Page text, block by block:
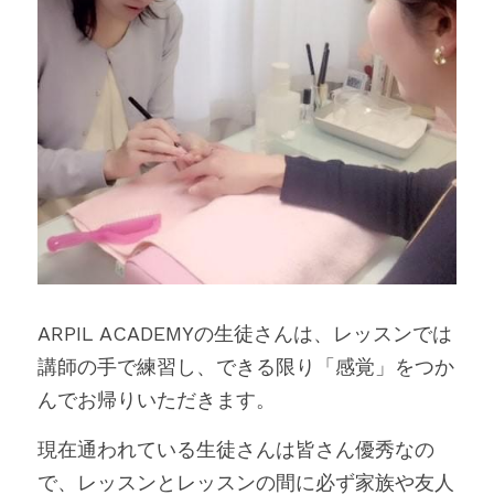
ARPIL ACADEMYの生徒さんは、レッスンでは
講師の手で練習し、できる限り「感覚」をつか
んでお帰りいただきます。
現在通われている生徒さんは皆さん優秀なの
で、レッスンとレッスンの間に必ず家族や友人